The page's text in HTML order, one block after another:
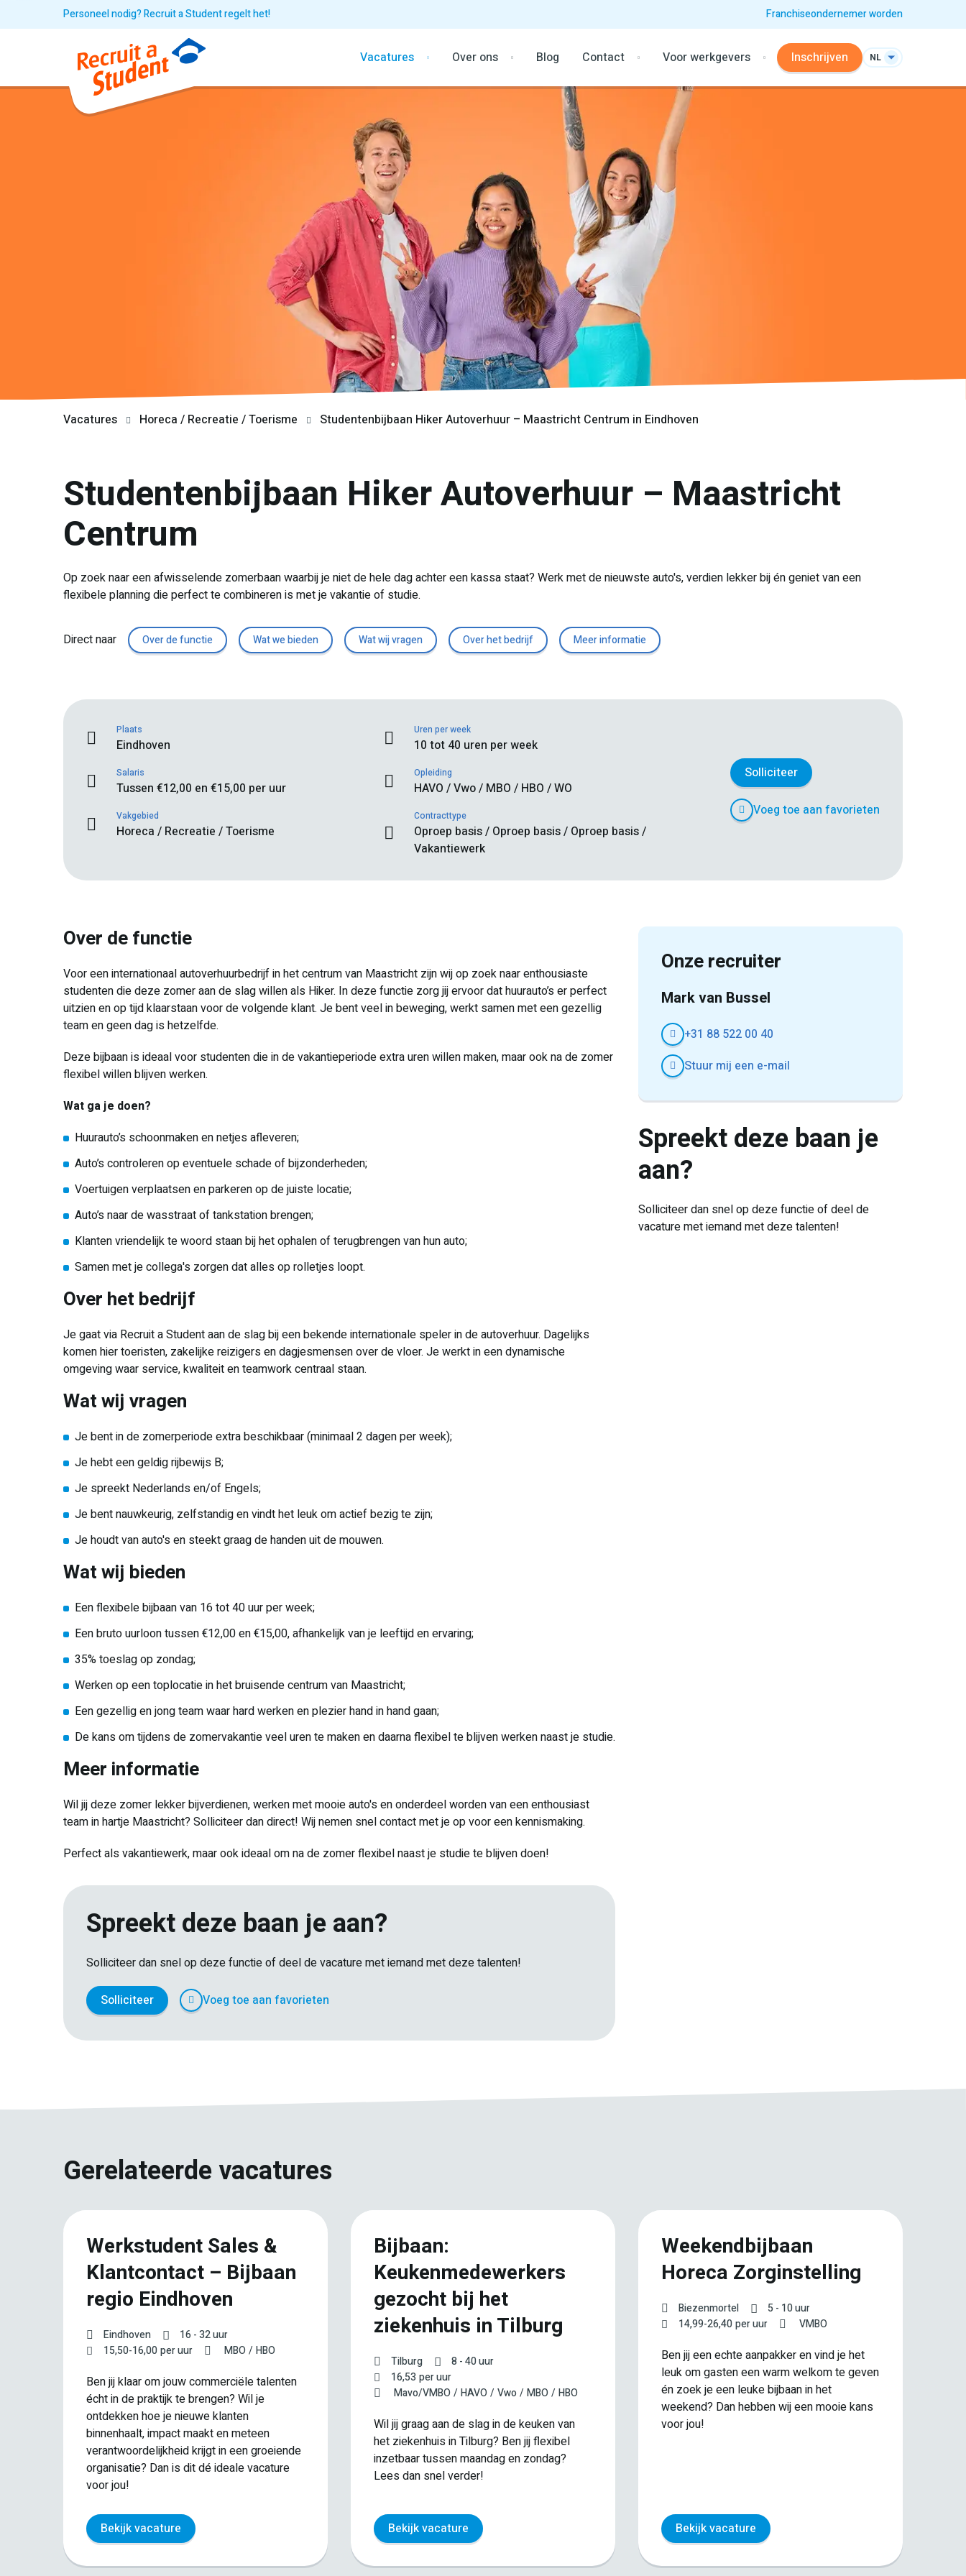
Personeel nodig? Recruit a Student regelt het! Franchiseondernemer worden
Vacatures Over ons Blog Contact Voor werkgevers Inschrijven NL
Vacatures Horeca / Recreatie / Toerisme Studentenbijbaan Hiker Autoverhuur – Maastricht Centrum in Eindhoven
Studentenbijbaan Hiker Autoverhuur – Maastricht
Centrum
Op zoek naar een afwisselende zomerbaan waarbij je niet de hele dag achter een kassa staat? Werk met de nieuwste auto's, verdien lekker bij én geniet van een
flexibele planning die perfect te combineren is met je vakantie of studie.
Direct naar Over de functie Wat we bieden Wat wij vragen Over het bedrijf Meer informatie
Plaats
Eindhoven
Uren per week
10 tot 40 uren per week
Salaris
Tussen €12,00 en €15,00 per uur
Opleiding
HAVO / Vwo / MBO / HBO / WO
Vakgebied
Horeca / Recreatie / Toerisme
Contracttype
Oproep basis / Oproep basis / Oproep basis /
Vakantiewerk
Solliciteer
Voeg toe aan favorieten
Over de functie
Voor een internationaal autoverhuurbedrijf in het centrum van Maastricht zijn wij op zoek naar enthousiaste
studenten die deze zomer aan de slag willen als Hiker. In deze functie zorg jij ervoor dat huurauto’s er perfect
uitzien en op tijd klaarstaan voor de volgende klant. Je bent veel in beweging, werkt samen met een gezellig
team en geen dag is hetzelfde.
Deze bijbaan is ideaal voor studenten die in de vakantieperiode extra uren willen maken, maar ook na de zomer
flexibel willen blijven werken.
Wat ga je doen?
Huurauto’s schoonmaken en netjes afleveren;
Auto’s controleren op eventuele schade of bijzonderheden;
Voertuigen verplaatsen en parkeren op de juiste locatie;
Auto’s naar de wasstraat of tankstation brengen;
Klanten vriendelijk te woord staan bij het ophalen of terugbrengen van hun auto;
Samen met je collega's zorgen dat alles op rolletjes loopt.
Over het bedrijf
Je gaat via Recruit a Student aan de slag bij een bekende internationale speler in de autoverhuur. Dagelijks
komen hier toeristen, zakelijke reizigers en dagjesmensen over de vloer. Je werkt in een dynamische
omgeving waar service, kwaliteit en teamwork centraal staan.
Wat wij vragen
Je bent in de zomerperiode extra beschikbaar (minimaal 2 dagen per week);
Je hebt een geldig rijbewijs B;
Je spreekt Nederlands en/of Engels;
Je bent nauwkeurig, zelfstandig en vindt het leuk om actief bezig te zijn;
Je houdt van auto's en steekt graag de handen uit de mouwen.
Wat wij bieden
Een flexibele bijbaan van 16 tot 40 uur per week;
Een bruto uurloon tussen €12,00 en €15,00, afhankelijk van je leeftijd en ervaring;
35% toeslag op zondag;
Werken op een toplocatie in het bruisende centrum van Maastricht;
Een gezellig en jong team waar hard werken en plezier hand in hand gaan;
De kans om tijdens de zomervakantie veel uren te maken en daarna flexibel te blijven werken naast je studie.
Meer informatie
Wil jij deze zomer lekker bijverdienen, werken met mooie auto's en onderdeel worden van een enthousiast
team in hartje Maastricht? Solliciteer dan direct! Wij nemen snel contact met je op voor een kennismaking.
Perfect als vakantiewerk, maar ook ideaal om na de zomer flexibel naast je studie te blijven doen!
Spreekt deze baan je aan?
Solliciteer dan snel op deze functie of deel de vacature met iemand met deze talenten!
Solliciteer Voeg toe aan favorieten
Onze recruiter
Mark van Bussel
+31 88 522 00 40
Stuur mij een e-mail
Spreekt deze baan je
aan?
Solliciteer dan snel op deze functie of deel de
vacature met iemand met deze talenten!
Gerelateerde vacatures
Werkstudent Sales &
Klantcontact – Bijbaan
regio Eindhoven
Eindhoven
16 - 32 uur
15,50-16,00per uur MBO HBO
Ben jij klaar om jouw commerciële talenten
écht in de praktijk te brengen? Wil je
ontdekken hoe je nieuwe klanten
binnenhaalt, impact maakt en meteen
verantwoordelijkheid krijgt in een groeiende
organisatie? Dan is dit dé ideale vacature
voor jou!
Bekijk vacature
Bijbaan:
Keukenmedewerkers
gezocht bij het
ziekenhuis in Tilburg
Tilburg
8 - 40 uur
16,53 per uur
Mavo/VMBO
HAVO Vwo MBO HBO
Wil jij graag aan de slag in de keuken van
het ziekenhuis in Tilburg? Ben jij flexibel
inzetbaar tussen maandag en zondag?
Lees dan snel verder!
Bekijk vacature
Weekendbijbaan
Horeca Zorginstelling
Biezenmortel
5 - 10 uur
14,99-26,40per uur VMBO
Ben jij een echte aanpakker en vind je het
leuk om gasten een warm welkom te geven
én zoek je een leuke bijbaan in het
weekend? Dan hebben wij een mooie kans
voor jou!
Bekijk vacature